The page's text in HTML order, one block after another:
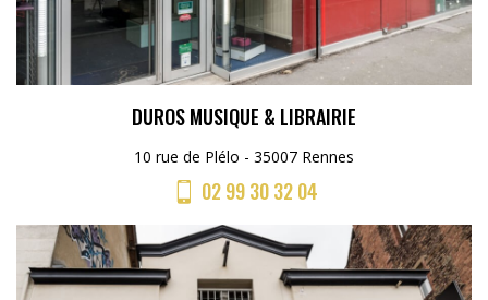
DUROS MUSIQUE & LIBRAIRIE
10 rue de Plélo - 35007 Rennes
02 99 30 32 04